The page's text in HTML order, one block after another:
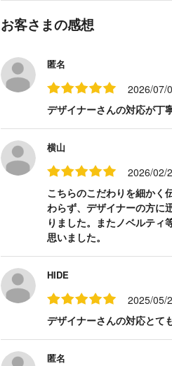
お客さまの感想
匿名
2026/07/
デザイナーさんの対応が丁
横山
2026/02/
こちらのこだわりを細かく
わらず、デザイナーの方に
りました。またノベルティ
思いました。
HIDE
2025/05/
デザイナーさんの対応とて
匿名